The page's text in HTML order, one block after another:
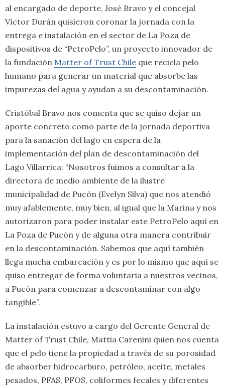
al encargado de deporte, José Bravo y el concejal
Víctor Durán quisieron coronar la jornada con la
entrega e instalación en el sector de La Poza de
dispositivos de “PetroPelo”, un proyecto innovador de
la fundación Matter of Trust Chile que recicla pelo
humano para generar un material que absorbe las
impurezas del agua y ayudan a su descontaminación.
Cristóbal Bravo nos comenta que se quiso dejar un
aporte concreto como parte de la jornada deportiva
para la sanación del lago en espera de la
implementación del plan de descontaminación del
Lago Villarrica: “Nosotros fuimos a consultar a la
directora de medio ambiente de la ilustre
municipalidad de Pucón (Evelyn Silva) que nos atendió
muy afablemente, muy bien, al igual que la Marina y nos
autorizaron para poder instalar este PetroPelo aquí en
La Poza de Pucón y de alguna otra manera contribuir
en la descontaminación. Sabemos que aquí también
llega mucha embarcación y es por lo mismo que aquí se
quiso entregar de forma voluntaria a nuestros vecinos,
a Pucón para comenzar a descontaminar con algo
tangible”.
La instalación estuvo a cargo del Gerente General de
Matter of Trust Chile, Mattia Carenini quien nos cuenta
que el pelo tiene la propiedad a través de su porosidad
de absorber hidrocarburo, petróleo, aceite, metales
pesados, PFAS, PFOS, coliformes fecales y diferentes